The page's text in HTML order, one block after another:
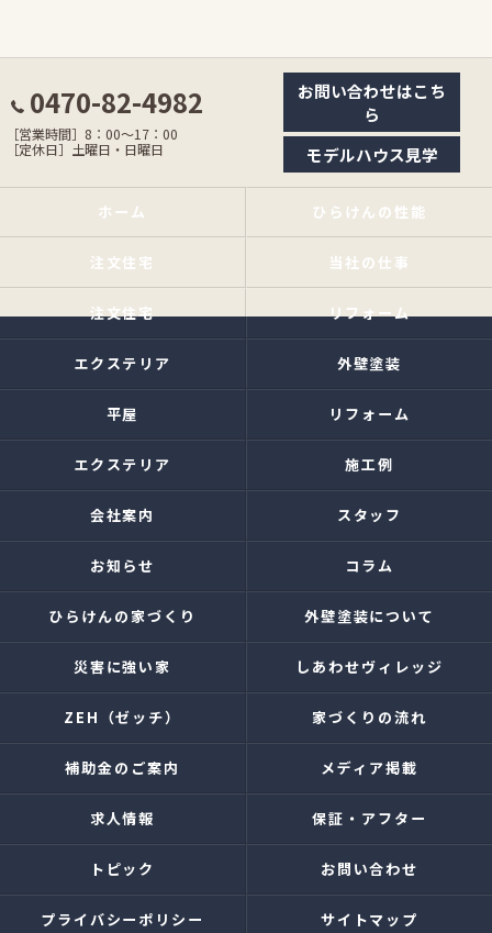
0470-82-4982
［営業時間］8：00〜17：00
［定休日］土曜日・日曜日
お問い合わせはこち
ら
モデルハウス見学
ホーム ひらけんの性能
注文住宅 当社の仕事
注文住宅 リフォーム
エクステリア 外壁塗装
平屋 リフォーム
エクステリア 施工例
会社案内 スタッフ
お知らせ コラム
ひらけんの家づくり 外壁塗装について
災害に強い家 しあわせヴィレッジ
ZEH（ゼッチ） 家づくりの流れ
補助金のご案内 メディア掲載
求人情報 保証・アフター
トピック お問い合わせ
プライバシーポリシー サイトマップ